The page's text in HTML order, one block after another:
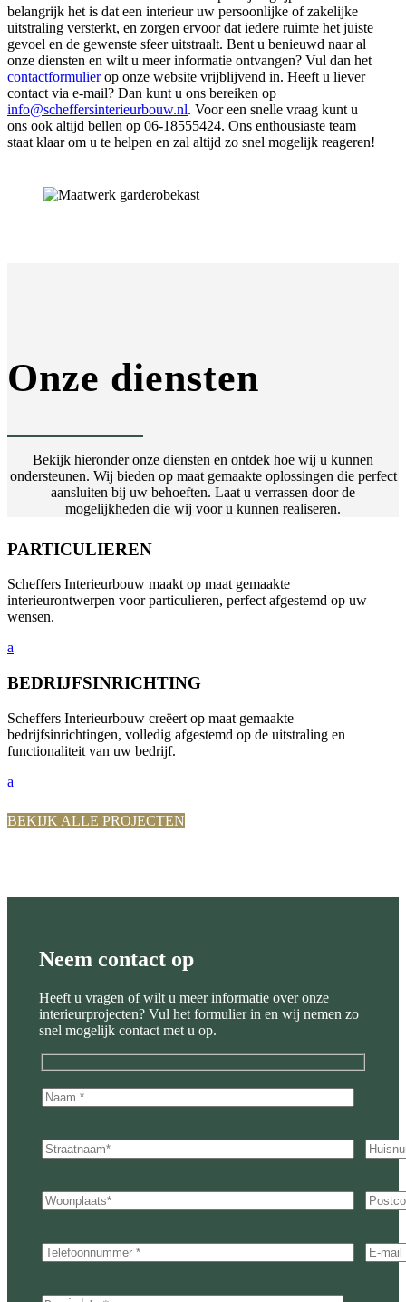
belangrijk het is dat een interieur uw persoonlijke of zakelijke
uitstraling versterkt, en zorgen ervoor dat iedere ruimte het juiste
gevoel en de gewenste sfeer uitstraalt. Bent u benieuwd naar al
onze diensten en wilt u meer informatie ontvangen? Vul dan het
contactformulierop onze website vrijblijvend in. Heeft u liever
contact via e-mail? Dan kunt u ons bereiken op
info@scheffersinterieurbouw.nl. Voor een snelle vraag kunt u
ons ook altijd bellen op 06-18555424. Ons enthousiaste team
staat klaar om u te helpen en zal altijd zo snel mogelijk reageren!
Onze diensten
Bekijk hieronder onze diensten en ontdek hoe wij u kunnen
ondersteunen. Wij bieden op maat gemaakte oplossingen die perfect
aansluiten bij uw behoeften. Laat u verrassen door de
mogelijkheden die wij voor u kunnen realiseren.
PARTICULIEREN
Scheffers Interieurbouw maakt op maat gemaakte
interieurontwerpen voor particulieren, perfect afgestemd op uw
wensen.
a
BEDRIJFSINRICHTING
Scheffers Interieurbouw creëert op maat gemaakte
bedrijfsinrichtingen, volledig afgestemd op de uitstraling en
functionaliteit van uw bedrijf.
a
BEKIJK ALLE PROJECTEN
Neem contact op
Heeft u vragen of wilt u meer informatie over onze
interieurprojecten? Vul het formulier in en wij nemen zo
snel mogelijk contact met u op.